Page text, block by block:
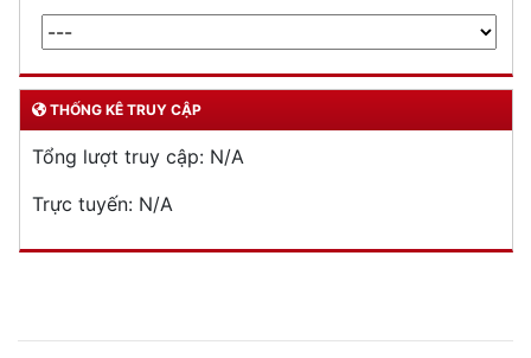
THỐNG KÊ TRUY CẬP
Tổng lượt truy cập: N/A
Trực tuyến: N/A